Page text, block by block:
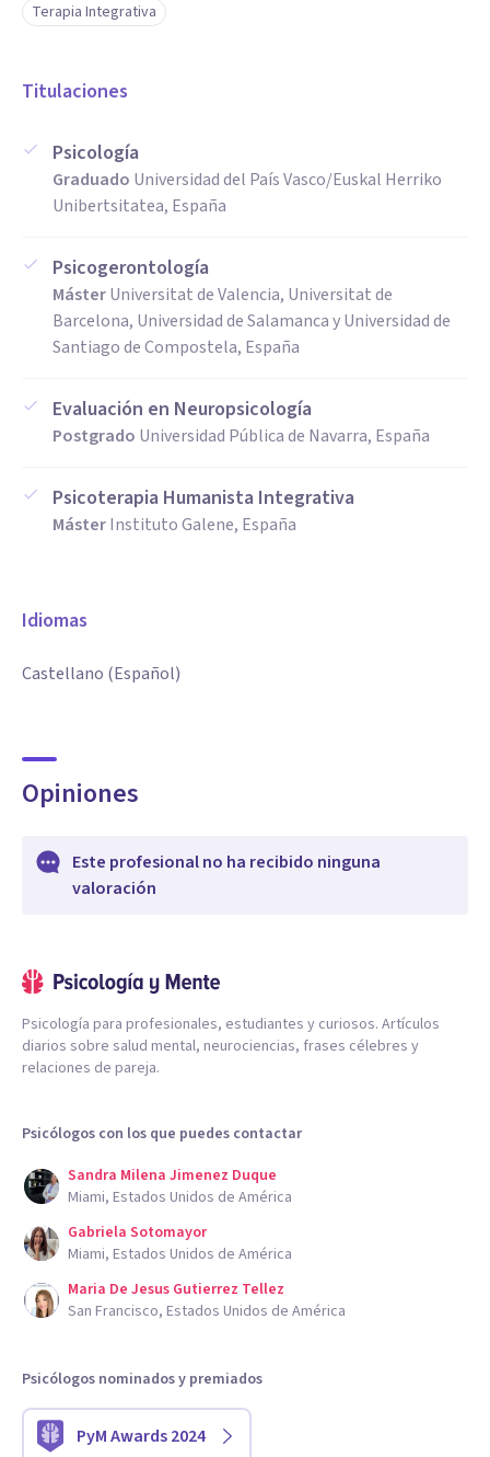
Terapia Integrativa
Titulaciones
Psicología
Graduado Universidad del País Vasco/Euskal Herriko
Unibertsitatea, España
Psicogerontología
MásterUniversitat de Valencia, Universitat de
Barcelona, Universidad de Salamanca y Universidad de
Santiago de Compostela, España
Evaluación en Neuropsicología
Postgrado Universidad Pública de Navarra, España
Psicoterapia Humanista Integrativa
MásterInstituto Galene, España
Idiomas
Castellano (Español)
Opiniones
Este profesional no ha recibido ninguna
valoración
Psicología para profesionales, estudiantes y curiosos. Artículos
diarios sobre salud mental, neurociencias, frases célebres y
relaciones de pareja.
Psicólogos con los que puedes contactar
Sandra Milena Jimenez Duque
Miami, Estados Unidos de América
Gabriela Sotomayor
Miami, Estados Unidos de América
Maria De Jesus Gutierrez Tellez
San Francisco, Estados Unidos de América
Psicólogos nominados y premiados
PyM Awards 2024